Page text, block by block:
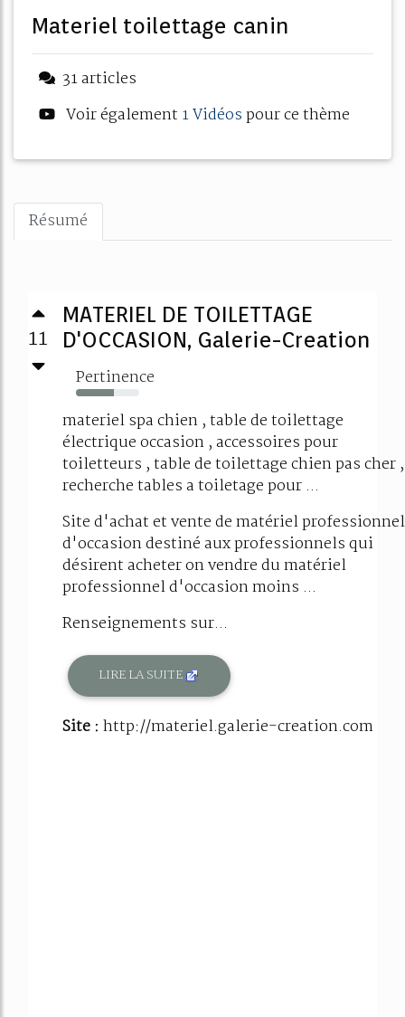
materiel toilettage canin
31 articles
Voir également 1 Vidéospour ce thème
Résumé
11
MATERIEL DE TOILETTAGE
D'OCCASION, Galerie-Creation
Pertinence
60%
materiel spa chien , table de toilettage
électrique occasion , accessoires pour
toiletteurs , table de toilettage chien pas cher ,
recherche tables a toiletage pour ...
Site d'achat et vente de matériel professionnel
d'occasion destiné aux professionnels qui
désirent acheter on vendre du matériel
professionnel d'occasion moins ...
Renseignements sur...
LIRE LA SUITE
Site : http://materiel.galerie-creation.com